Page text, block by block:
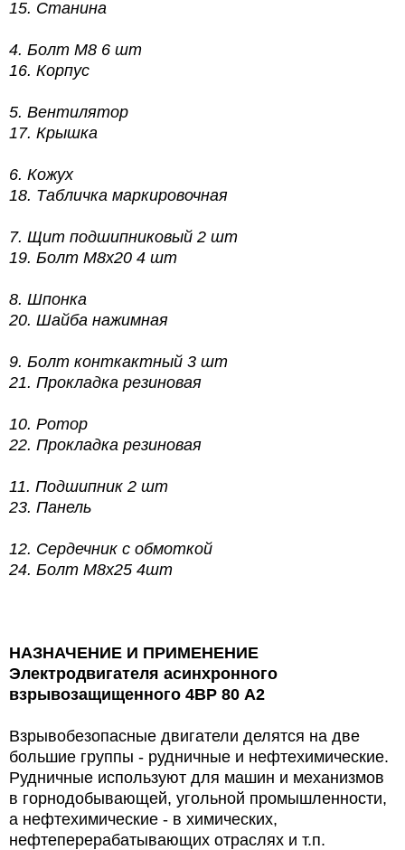
15. Станина
4. Болт М8 6 шт
16. Корпус
5. Вентилятор
17. Крышка
6. Кожух
18. Табличка маркировочная
7. Щит подшипниковый 2 шт
19. Болт М8х20 4 шт
8. Шпонка
20. Шайба нажимная
9. Болт конткактный 3 шт
21. Прокладка резиновая
10. Ротор
22. Прокладка резиновая
11. Подшипник 2 шт
23. Панель
12. Сердечник с обмоткой
24. Болт М8х25 4шт
НАЗНАЧЕНИЕ И ПРИМЕНЕНИЕ
Электродвигателя асинхронного
взрывозащищенного 4ВР 80 А2
Взрывобезопасные двигатели делятся на две
большие группы - рудничные и нефтехимические.
Рудничные используют для машин и механизмов
в горнодобывающей, угольной промышленности,
а нефтехимические - в химических,
нефтеперерабатывающих отраслях и т.п.